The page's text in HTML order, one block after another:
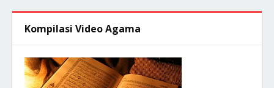
Kompilasi Video Agama